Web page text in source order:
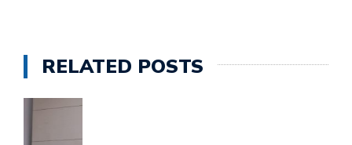
RELATED POSTS